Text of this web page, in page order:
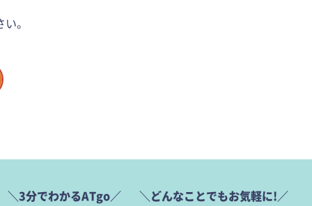
。
＼3分でわかるATgo／
＼どんなことでもお気軽に!／